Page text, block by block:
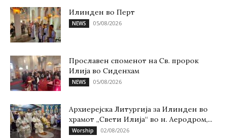
Илинден во Перт
NEWS 05/08/2026
Прославен споменот на Св. пророк
Илија во Сиденхам
NEWS 05/08/2026
Архиерејска Литургија за Илинден во
храмот „Свети Илија“ во н. Аеродром,...
Worship 02/08/2026